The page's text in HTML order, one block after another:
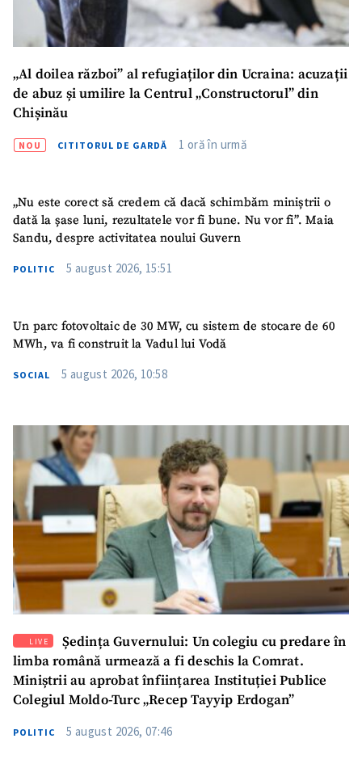
SUSȚINE
„Al doilea război” al refugiaților din Ucraina: acuzații
de abuz și umilire la Centrul „Constructorul” din
Chișinău
NOU CITITORUL DE GARDĂ 1 oră în urmă
„Nu este corect să credem că dacă schimbăm miniștrii o
dată la șase luni, rezultatele vor fi bune. Nu vor fi”. Maia
Sandu, despre activitatea noului Guvern
POLITIC 5 august 2026, 15:51
Un parc fotovoltaic de 30 MW, cu sistem de stocare de 60
MWh, va fi construit la Vadul lui Vodă
SOCIAL 5 august 2026, 10:58
LIVE
Ședința Guvernului: Un colegiu cu predare în
limba română urmează a fi deschis la Comrat.
Miniștrii au aprobat înființarea Instituției Publice
Colegiul Moldo-Turc „Recep Tayyip Erdogan”
POLITIC 5 august 2026, 07:46